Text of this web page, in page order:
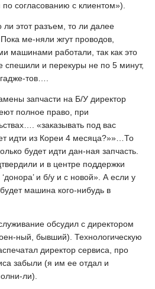
согласованию с клиентом»).
ли этот разъем, то ли далее
ме-няли жгут проводов,
машинами работали, так как это
спешили и перекуры не по 5 минут,
тов….
запчасти на Б/У директор
полное право, при
«заказывать под вас
идти из Кореи 4 месяца?»»…То
будет идти дан-ная запчасть.
и в центре поддержки
и б/у и с новой». А если у
машина кого-нибудь в
обсудил с директором
ный, бывший). Технологическую
директор сервиса, про
забыли (я им ее отдал и
ли).